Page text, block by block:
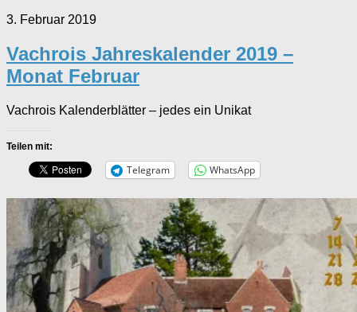
3. Februar 2019
Vachrois Jahreskalender 2019 –
Monat Februar
Vachrois Kalenderblätter – jedes ein Unikat
Teilen mit:
Telegram WhatsApp